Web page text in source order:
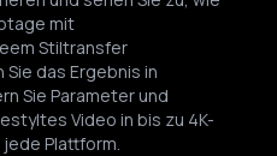
mit
Stiltransfer
das Ergebnis in
Sie Parameter und
Video in bis zu 4K-
Plattform.